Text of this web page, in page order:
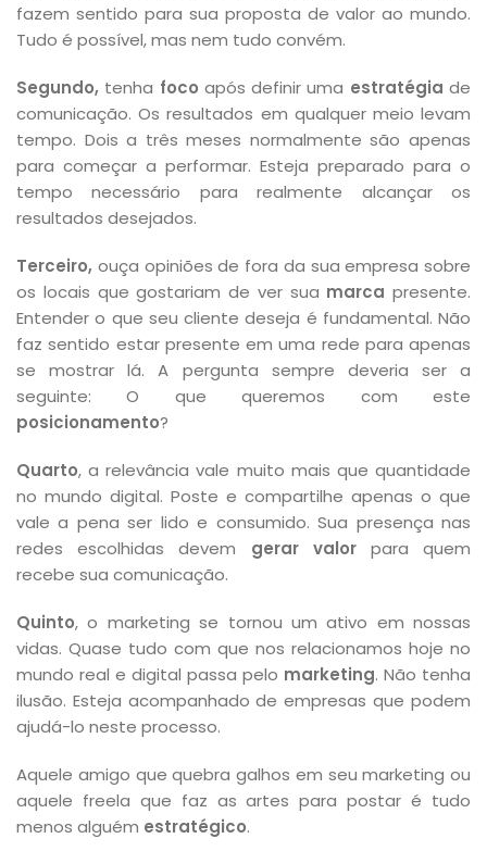
fazem sentido para sua proposta de valor ao mundo.
Tudo é possível, mas nem tudo convém.
Segundo, tenha foco após definir uma estratégia de
comunicação. Os resultados em qualquer meio levam
tempo. Dois a três meses normalmente são apenas
para começar a performar. Esteja preparado para o
tempo necessário para realmente alcançar os
resultados desejados.
Terceiro, ouça opiniões de fora da sua empresa sobre
os locais que gostariam de ver sua marca presente.
Entender o que seu cliente deseja é fundamental. Não
faz sentido estar presente em uma rede para apenas
se mostrar lá. A pergunta sempre deveria ser a
seguinte: O que queremos com este
posicionamento?
Quarto, a relevância vale muito mais que quantidade
no mundo digital. Poste e compartilhe apenas o que
vale a pena ser lido e consumido. Sua presença nas
redes escolhidas devem gerar valorpara quem
recebe sua comunicação.
Quinto, o marketing se tornou um ativo em nossas
vidas. Quase tudo com que nos relacionamos hoje no
mundo real e digital passa pelo marketing. Não tenha
ilusão. Esteja acompanhado de empresas que podem
ajudá-lo neste processo.
Aquele amigo que quebra galhos em seu marketing ou
aquele freela que faz as artes para postar é tudo
menos alguém estratégico.